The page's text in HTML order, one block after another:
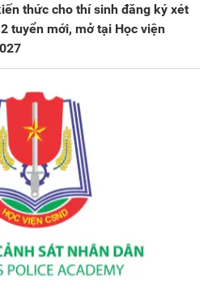
thức cho thí sinh đăng ký xét
tuyển mới, mở tại Học viện